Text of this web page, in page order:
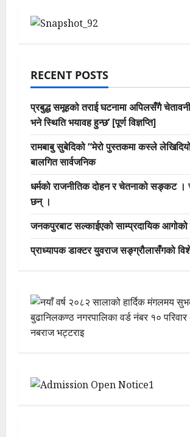
RECENT POSTS
प्रबुद्ध समूहको तराई घटनामा अपिलसँगै
भने स्थिति भयावह हुन्छ’ [पूर्ण विज्ञप्ति]
रामबाबु सुबेदिको “मेरो पुस्तकमा कस्ले
बालगित सार्वजनिक
धर्मको राजनीतिक दोहन र चेतनाको सङ्कट ।
छन् ।
जनकपुरबाट सल्काईएको साम्प्रदायिक
प्राध्यापक डाक्टर युवराज सङ्ग्रौलासँगको विशेष